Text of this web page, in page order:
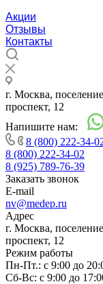
Акции
Отзывы
Контакты
г. Москва,
проспект, 12
Напишите нам:
8 (800) 222-34-
8 (800) 222-34-02
8 (925) 789-76-39
Заказать звонок
E-mail
nv@medep.ru
Адрес
г. Москва,
проспект, 12
Режим работы
Пн-Пт.: с 9:00 до
Cб-Вс: с 9:00 до